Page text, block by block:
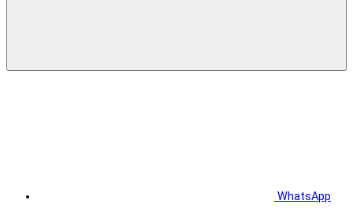
WhatsApp